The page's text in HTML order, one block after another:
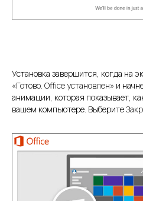
Установка завершится, когда на
«Готово. Office установлен» и
анимации, которая показывает,
вашем компьютере. Выберите